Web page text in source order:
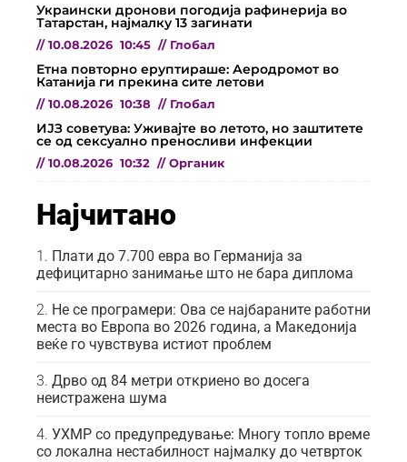
Украински дронови погодија рафинерија во
Татарстан, најмалку 13 загинати
// 10.08.2026 10:45 // Глобал
Етна повторно еруптираше: Аеродромот во
Катанија ги прекина сите летови
// 10.08.2026 10:38 // Глобал
ИЈЗ советува: Уживајте во летото, но заштитете
се од сексуално преносливи инфекции
// 10.08.2026 10:32 // Органик
Најчитано
Плати до 7.700 евра во Германија за
дефицитарно занимање што не бара диплома
Не се програмери: Ова се најбараните работни
места во Европа во 2026 година, а Македонија
веќе го чувствува истиот проблем
Дрво од 84 метри откриено во досега
неистражена шума
УХМР со предупредување: Многу топло време
со локална нестабилност најмалку до четврток